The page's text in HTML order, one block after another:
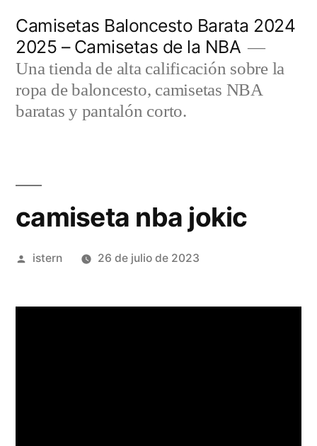
contenido
Camisetas Baloncesto Barata 2024
2025 – Camisetas de la NBA
Una tienda de alta calificación sobre la
ropa de baloncesto, camisetas NBA
baratas y pantalón corto.
camiseta nba jokic
Publicado
istern 26 de julio de 2023